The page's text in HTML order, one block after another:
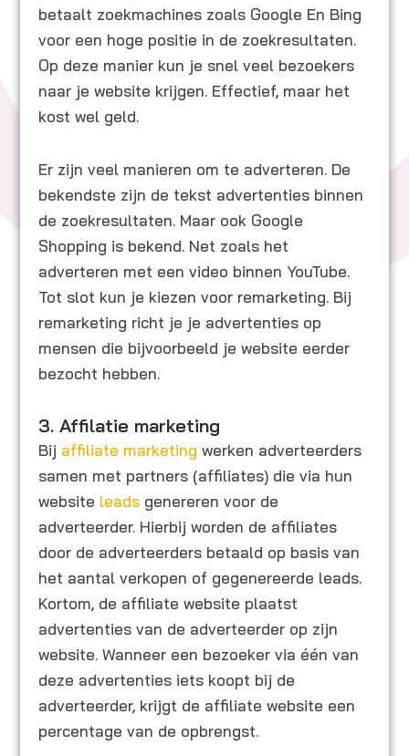
betaalt zoekmachines zoals Google En Bing
voor een hoge positie in de zoekresultaten.
Op deze manier kun je snel veel bezoekers
naar je website krijgen. Effectief, maar het
kost wel geld.
Er zijn veel manieren om te adverteren. De
bekendste zijn de tekst advertenties binnen
de zoekresultaten. Maar ook Google
Shopping is bekend. Net zoals het
adverteren met een video binnen YouTube.
Tot slot kun je kiezen voor remarketing. Bij
remarketing richt je je advertenties op
mensen die bijvoorbeeld je website eerder
bezocht hebben.
3. Affilatie marketing
Bij affiliate marketing werken adverteerders
samen met partners (affiliates) die via hun
website leads genereren voor de
adverteerder. Hierbij worden de affiliates
door de adverteerders betaald op basis van
het aantal verkopen of gegenereerde leads.
Kortom, de affiliate website plaatst
advertenties van de adverteerder op zijn
website. Wanneer een bezoeker via één van
deze advertenties iets koopt bij de
adverteerder, krijgt de affiliate website een
percentage van de opbrengst.